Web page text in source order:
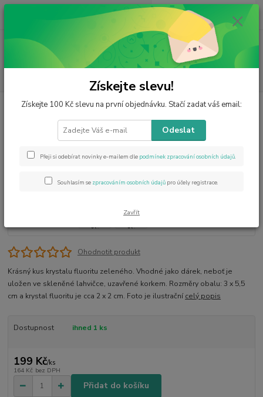
ks
0 Kč
Úvod Minerály od A do Z Fluorit Fluorit krystal ve skleněné lahvičce
Fluorit krystal ve skleněné
lahvičce
Ohodnotit produkt
Krásný kus krystalu fluoritu zeleného. Vhodné jako dárek, neboť je
uložen ve skleněné lahvičce, uzavřené korkem. Rozměry obalu: 3 x 5,5
cm a krystal fluoritu je cca 2 x 2 cm. Foto je ilustrační celý popis
Dostupnost ihned 1 ks
199 Kč/ks
164 Kč bez DPH
Přidat do košíku
Získejte slevu!
Získejte 100 Kč slevu na první objednávku. Stačí zadat váš email:
Odeslat
Přeji si odebírat novinky e-mailem dle podmínek zpracování osobních údajů.
Souhlasím se zpracováním osobních údajů pro účely registrace.
Zavřít